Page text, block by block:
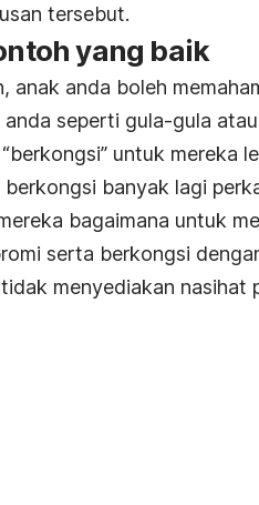
tersebut.
yang baik
anak anda boleh
seperti gula-gula
untuk mereka
banyak lagi
bagaimana untuk
serta berkongsi
tidak menyediakan nasihat